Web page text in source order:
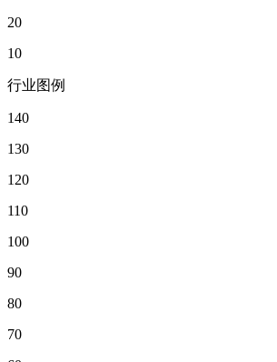
20
10
行业图例
140
130
120
110
100
90
80
70